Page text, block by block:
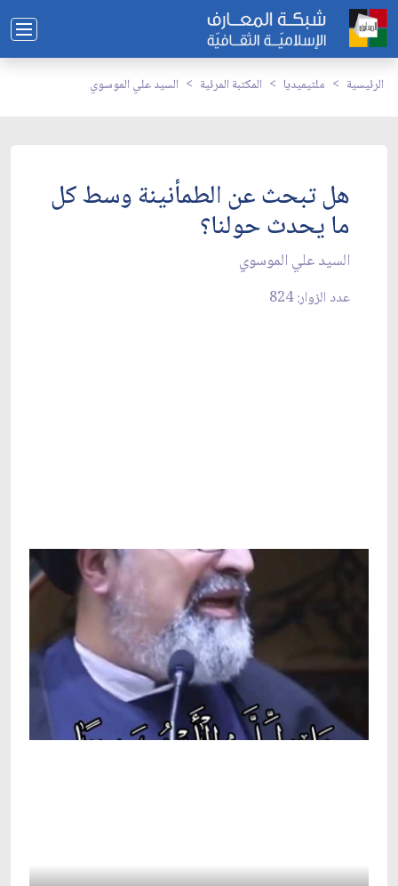
الرئيسية ملتيميديا المكتبة المرئية السيد علي الموسوي
هل تبحث عن الطمأنينة وسط كل
ما يحدث حولنا؟
السيد علي الموسوي
عدد الزوار: 824